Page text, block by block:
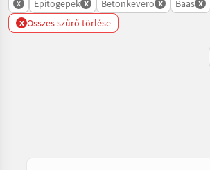
x Epitogepek x Betonkevero x Baas x
x Összes szűrő törlése